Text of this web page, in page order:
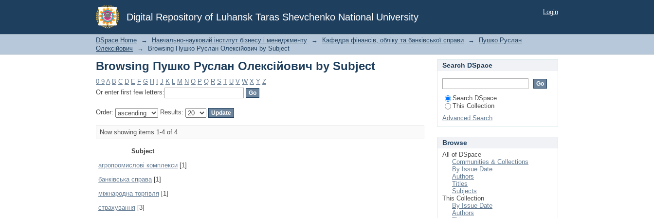
Digital Repository of Luhansk Taras Shevchenko National University
Browsing Пушко Руслан Олексійович by Subject Login
DSpace Home → Навчально-науковий інститут бізнесу і менеджменту → Кафедра фінансів, обліку та банківської справи →
Пушко Руслан
Олексійович
→ Browsing Пушко Руслан Олексійович by Subject
Browsing Пушко Руслан Олексійович by Subject
0-9 A B C D E F G H J K L M N O P Q R S T U V W X Y Z
Or enter first few letters:
Order: Results:
Now showing items 1-4 of 4
Subject
агропромислові комплекси [1]
банківська справа[1]
міжнародна торгівля [1]
страхування [3]
Search DSpace
Search DSpace
This Collection
Advanced Search
Browse
All of DSpace
Communities & Collections
By Issue Date
Authors
Titles
Subjects
This Collection
By Issue Date
Authors